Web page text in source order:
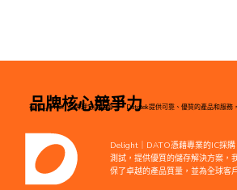
品牌核心競爭力
在 "D.A.T.O. "品牌理念的指導下，Datotek提供可靠、優質的產品和服務
Delight｜DATO憑藉專業的IC採
測試，提供優質的儲存解決方案，
保了卓越的產品質量，並為全球客